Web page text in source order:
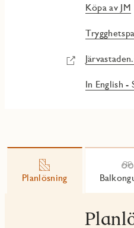
Köpa av JM
In English -
Planlösning